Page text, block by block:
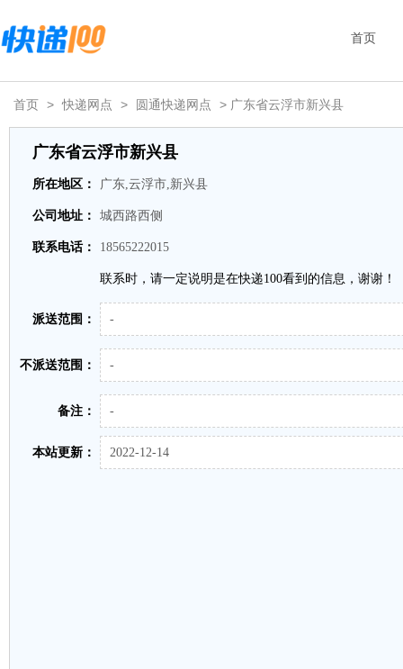
首页
首页 > 快递网点 > 圆通快递网点 > 广东省云浮市新兴县
广东省云浮市新兴县
所在地区： 广东,云浮市,新兴县
公司地址： 城西路西侧
联系电话： 18565222015
联系时，请一定说明是在快递100看到的信息，谢谢！
派送范围： -
不派送范围： -
备注： -
本站更新： 2022-12-14